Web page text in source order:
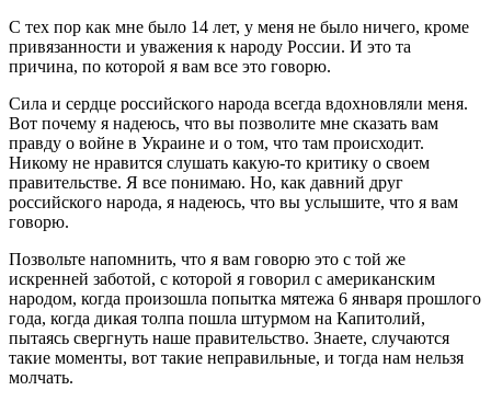
С тех пор как мне было 14 лет, у меня не было ничего, кроме
привязанности и уважения к народу России. И это та
причина, по которой я вам все это говорю.
Сила и сердце российского народа всегда вдохновляли меня.
Вот почему я надеюсь, что вы позволите мне сказать вам
правду о войне в Украине и о том, что там происходит.
Никому не нравится слушать какую-то критику о своем
правительстве. Я все понимаю. Но, как давний друг
российского народа, я надеюсь, что вы услышите, что я вам
говорю.
Позвольте напомнить, что я вам говорю это с той же
искренней заботой, с которой я говорил с американским
народом, когда произошла попытка мятежа 6 января прошлого
года, когда дикая толпа пошла штурмом на Капитолий,
пытаясь свергнуть наше правительство. Знаете, случаются
такие моменты, вот такие неправильные, и тогда нам нельзя
молчать.